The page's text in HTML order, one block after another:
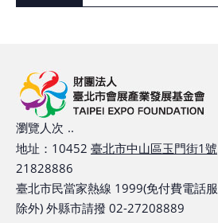
Facebook
隱
私
權
及
網
站
瀏覽人次 ..
地址：10452 臺北市中山區玉門街1號
21828886
臺北市民當家熱線 1999(免付費電話
除外) 外縣市請撥 02-27208889